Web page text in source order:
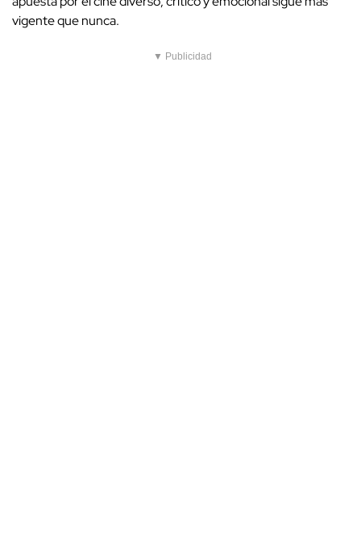
vigente que nunca.
▼ Publicidad